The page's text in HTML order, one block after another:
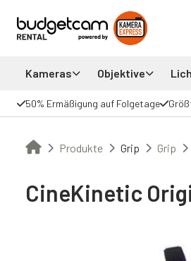
Kameras Objektive
50% Ermäßigung auf Folgetage
Produkte Grip Grip
CineKinetic